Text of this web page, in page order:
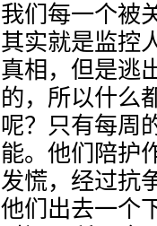
我们每一个被
其实就是监控
真相，但是逃
的，所以什么
呢？只有每周
能。他们陪护
发慌，经过抗
他们出去一个